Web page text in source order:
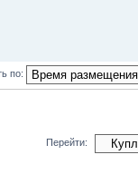
по:
Перейти: